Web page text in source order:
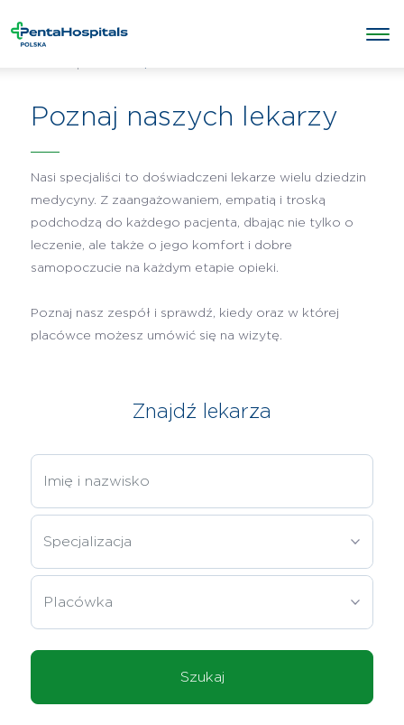
Poznaj naszych lekarzy
Nasi specjaliści to doświadczeni lekarze wielu dziedzin
medycyny. Z zaangażowaniem, empatią i troską
podchodzą do każdego pacjenta, dbając nie tylko o
leczenie, ale także o jego komfort i dobre
samopoczucie na każdym etapie opieki.
Poznaj nasz zespół i sprawdź, kiedy oraz w której
placówce możesz umówić się na wizytę.
Znajdź lekarza
Szukaj